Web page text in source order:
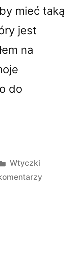
mieć taką
jest
na
do
Opublikowano
w
Wtyczki
do